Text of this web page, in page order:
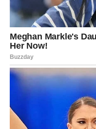
finansije će biti u
susret ili važan korak u
Ribe
Pred vama je period
Na poslu ćete dobiti
finansijska situacija
vas očekuje mnogo